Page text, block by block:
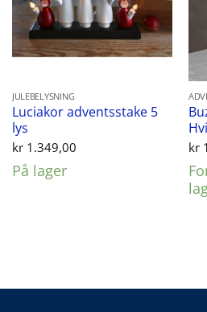
JULEBELYSNING
Luciakor adventsstake 5
lys
kr1.349,00
På lager
kr